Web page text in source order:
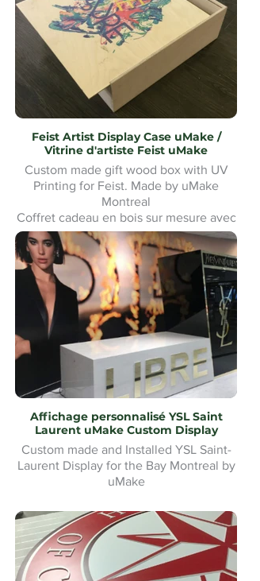
Feist Artist Display Case uMake /
Vitrine d'artiste Feist uMake
Custom made gift wood box with UV
Printing for Feist. Made by uMake
Montreal
Coffret cadeau en bois sur mesure avec
impression UV pour Feist. Fabriqué par
uMake Montréal
Affichage personnalisé YSL Saint
Laurent uMake Custom Display
Custom made and Installed YSL Saint-
Laurent Display for the Bay Montreal by
uMake
Présentoir YSL Saint-Laurent sur mesure
et installé pour la Baie de Montréal par
uMake